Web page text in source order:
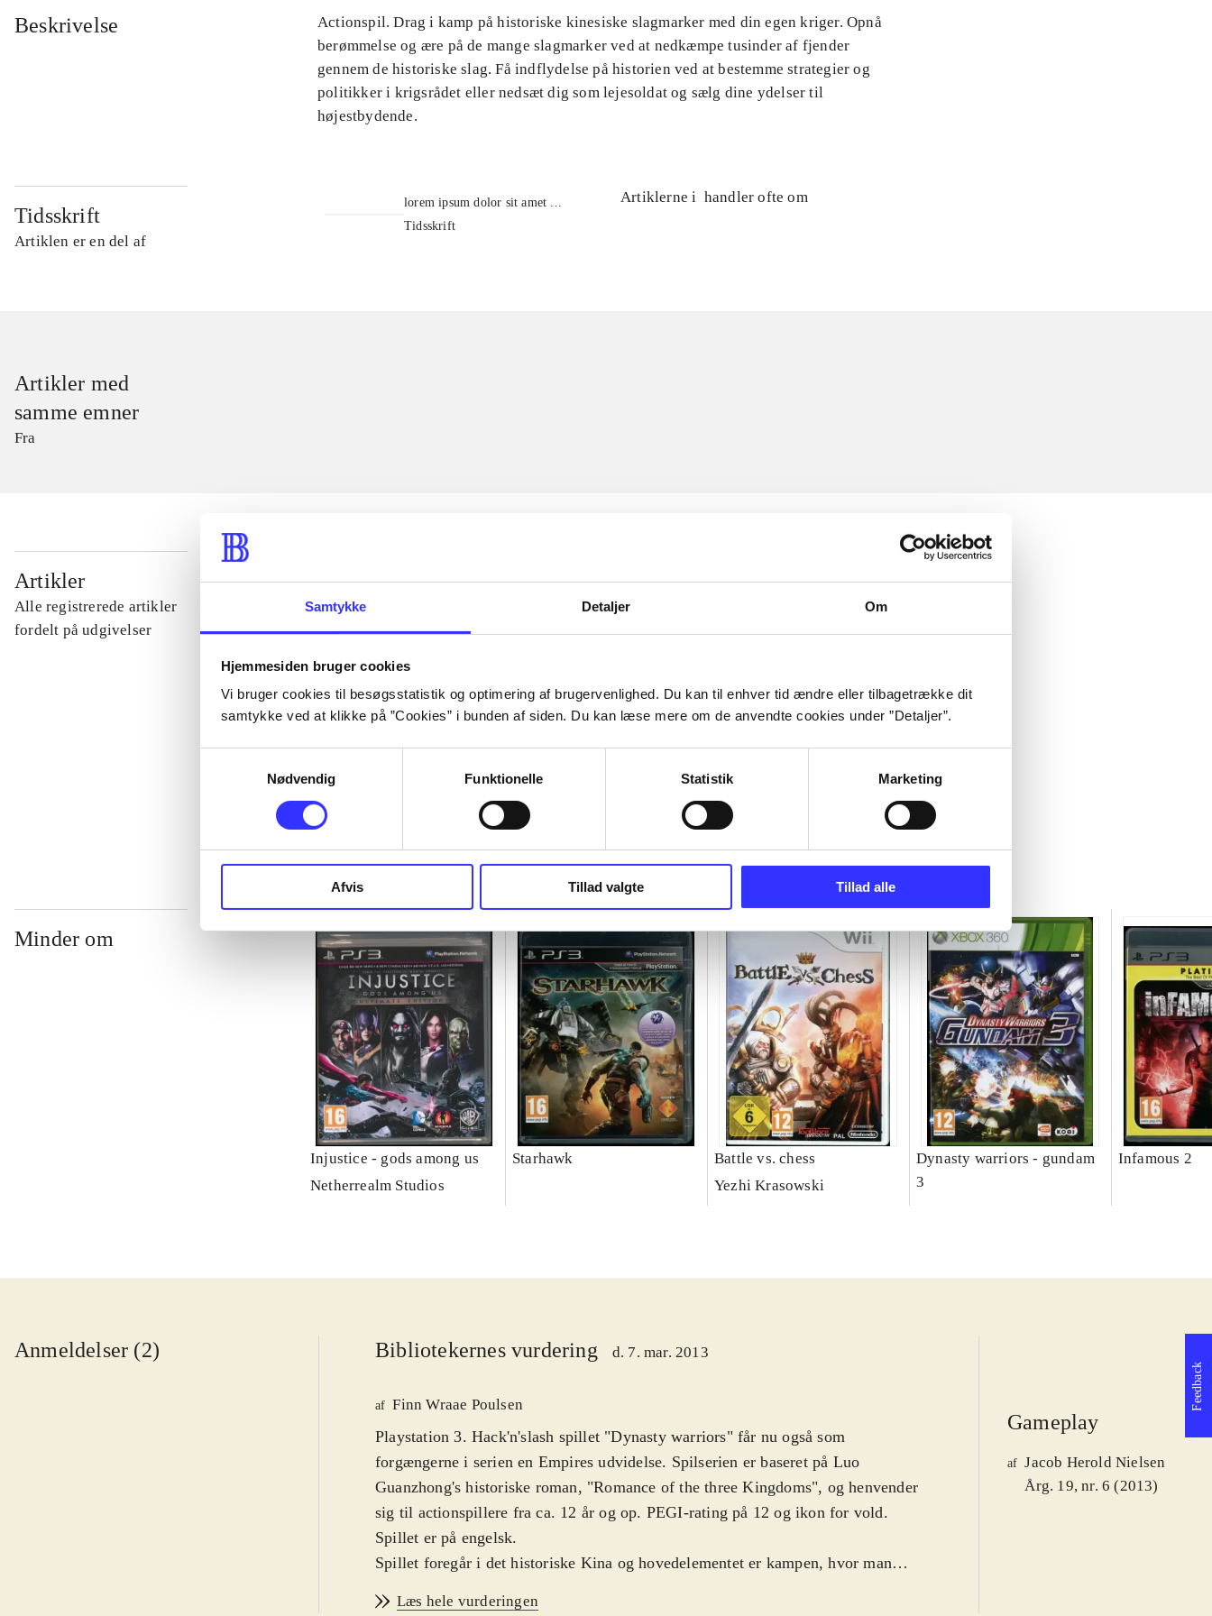
Samtykke Detaljer Om
Hjemmesiden bruger cookies
Vi bruger cookies til besøgsstatistik og optimering af brugervenlighed. Du kan til enhver tid ændre eller tilbagetrække dit
samtykke ved at klikke på ”Cookies” i bunden af siden. Du kan læse mere om de anvendte cookies under ”Detaljer”.
Nødvendig
Funktionelle Statistik Marketing
Afvis Tillad valgte Tillad alle
Beskrivelse
Actionspil. Drag i kamp på historiske kinesiske slagmarker med din egen kriger. Opnå
berømmelse og ære på de mange slagmarker ved at nedkæmpe tusinder af fjender
gennem de historiske slag. Få indflydelse på historien ved at bestemme strategier og
politikker i krigsrådet eller nedsæt dig som lejesoldat og sælg dine ydelser til
højestbydende.
Tidsskrift
Artiklen er en del af
lorem ipsum dolor sit amet ...
Tidsskrift
Artiklerne i handler ofte om
Artikler med
samme emner
Fra
Artikler
Alle registrerede artikler
fordelt på udgivelser
...
Minder om
Injustice - gods among us
Netherrealm Studios
Starhawk
Battle vs. chess
Yezhi Krasowski
Dynasty warriors - gundam
3
Infamous 2
Anmeldelser (2) Bibliotekernes vurdering d. 7. mar. 2013
af Finn Wraae Poulsen
Playstation 3. Hack'n'slash spillet "Dynasty warriors" får nu også som
forgængerne i serien en Empires udvidelse. Spilserien er baseret på Luo
Guanzhong's historiske roman, "Romance of the three Kingdoms", og henvender
sig til actionspillere fra ca. 12 år og op. PEGI-rating på 12 og ikon for vold.
Spillet er på engelsk.
Spillet foregår i det historiske Kina og hovedelementet er kampen, hvor man
Læs hele vurderingen
Gameplay
af Jacob Herold Nielsen
Årg. 19, nr. 6 (2013)
Feedback